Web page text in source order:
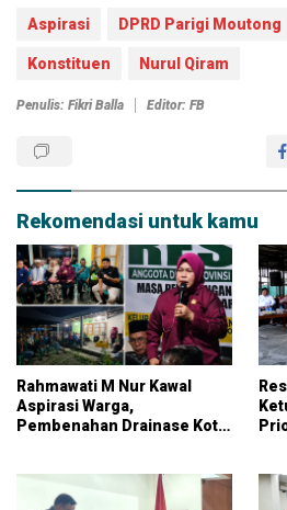
Aspirasi DPRD Parigi Moutong
Konstituen Nurul Qiram
Penulis: Fikri Balla Editor: FB
Rekomendasi untuk kamu
Rahmawati M Nur Kawal
Aspirasi Warga,
Pembenahan Drainase Kota